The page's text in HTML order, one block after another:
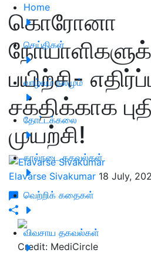
Home
செய்திகள்
வாழ்வும் நலமும்
தோட்டக்கலை
கால்நடை தகவல்கள்
வெற்றிக் கதைகள்
விவசாய தகவல்கள்
கொரோனா
பயிற்சி-
சக்திக்காக
முயற்சி!
Elavarse Sivakumar 18 July,
Credit: MediCircle